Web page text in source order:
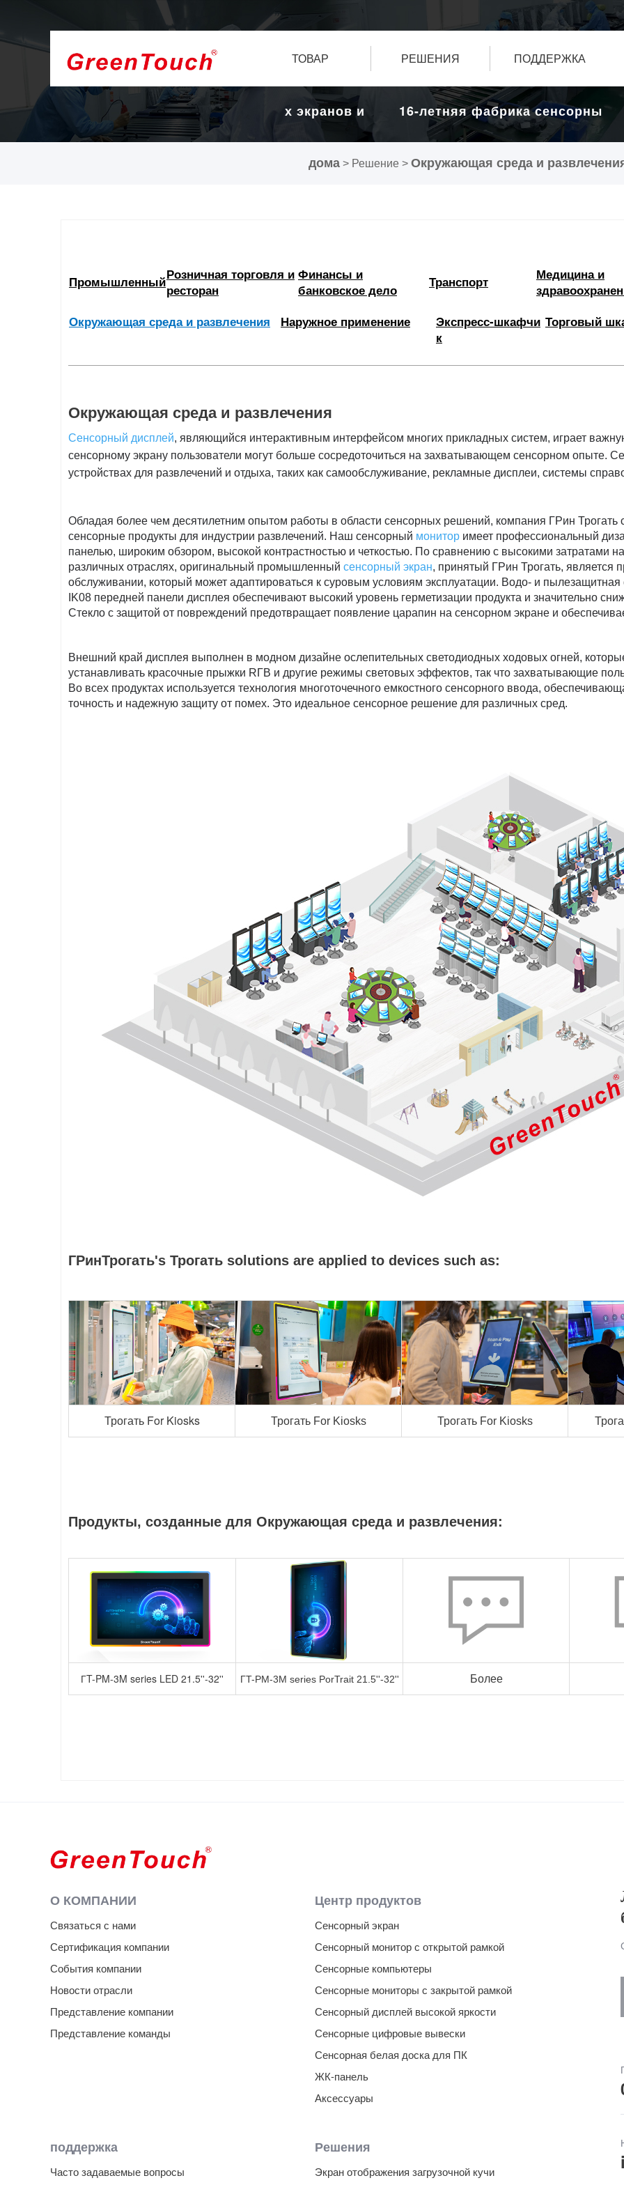
ТОВАР РЕШЕНИЯ ПОДДЕРЖКА
и
16-летняя фабрика сенсорных экранов и
дисплеев.
16-летняя фабрика сенсорных
дисплеев.
дома > Решение > Окружающая среда и
ПромышленныйРозничная торговля и
ресторан
Финансы и
банковское дело
Транспорт
Медицина и
Окружающая среда и развлечения
Наружное применение
Экспресс-шкафчи
к
Торговый
Окружающая среда и развлечения
Сенсорный дисплей, являющийся интерактивным интерфейсом многих прикладных систем, играет
сенсорному экрану пользователи могут больше сосредоточиться на захватывающем сенсорном опыте.
устройствах для развлечений и отдыха, таких как самообслуживание, рекламные дисплеи, системы
Обладая более чем десятилетним опытом работы в области сенсорных решений, компания ГРин Трогать
сенсорные продукты для индустрии развлечений. Наш сенсорный монитор имеет профессиональный
панелью, широким обзором, высокой контрастностью и четкостью. По сравнению с высокими затратами
различных отраслях, оригинальный промышленный сенсорный экран, принятый ГРин Трогать,
обслуживании, который может адаптироваться к суровым условиям эксплуатации. Водо- и
IK08 передней панели дисплея обеспечивают высокий уровень герметизации продукта и значительно
Стекло с защитой от повреждений предотвращает появление царапин на сенсорном экране и
Внешний край дисплея выполнен в модном дизайне ослепительных светодиодных ходовых огней,
устанавливать красочные прыжки RГB и другие режимы световых эффектов, так что захватывающие
Во всех продуктах используется технология многоточечного емкостного сенсорного ввода,
точность и надежную защиту от помех. Это идеальное сенсорное решение для различных сред.
ГРинТрогать's Трогать solutions are applied to devices such as:
Трогать For Kiosks Трогать For Kiosks Трогать For Kiosks
Продукты, созданные для Окружающая среда и развлечения:
ГT-PM-3M series LED 21.5''-32'' ГT-PM-3M series PorTrait 21.5''-32'' Более
О КОМПАНИИ
Связаться с нами
Сертификация компании
События компании
Новости отрасли
Представление компании
Представление команды
Центр продуктов
Сенсорный экран
Сенсорный монитор с открытой рамкой
Сенсорные компьютеры
Сенсорные мониторы с закрытой рамкой
Сенсорный дисплей высокой яркости
Сенсорные цифровые вывески
Сенсорная белая доска для ПК
ЖК-панель
Аксессуары
поддержка
Часто задаваемые вопросы
Решения
Экран отображения загрузочной кучи